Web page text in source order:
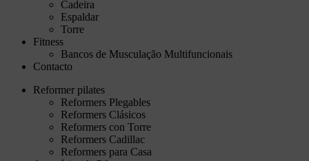
Cadeira
Espaldar
Torre
Fitness
Bancos de Musculação Multifuncionais
Contacto
Reformer pilates
Reformers Plegables
Reformers Clásicos
Reformers con Torre
Reformers Cadillac
Reformers para Casa